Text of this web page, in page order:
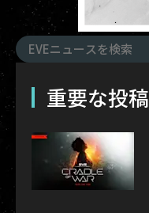
重要な投稿